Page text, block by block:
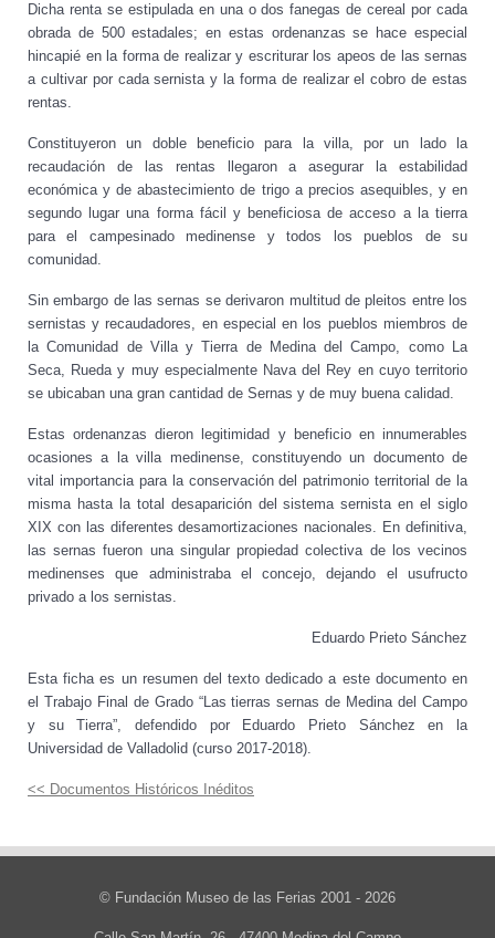
Dicha renta se estipulada en una o dos fanegas de cereal por cada
obrada de 500 estadales; en estas ordenanzas se hace especial
hincapié en la forma de realizar y escriturar los apeos de las sernas
a cultivar por cada sernista y la forma de realizar el cobro de estas
rentas.
Constituyeron un doble beneficio para la villa, por un lado la
recaudación de las rentas llegaron a asegurar la estabilidad
económica y de abastecimiento de trigo a precios asequibles, y en
segundo lugar una forma fácil y beneficiosa de acceso a la tierra
para el campesinado medinense y todos los pueblos de su
comunidad.
Sin embargo de las sernas se derivaron multitud de pleitos entre los
sernistas y recaudadores, en especial en los pueblos miembros de
la Comunidad de Villa y Tierra de Medina del Campo, como La
Seca, Rueda y muy especialmente Nava del Rey en cuyo territorio
se ubicaban una gran cantidad de Sernas y de muy buena calidad.
Estas ordenanzas dieron legitimidad y beneficio en innumerables
ocasiones a la villa medinense, constituyendo un documento de
vital importancia para la conservación del patrimonio territorial de la
misma hasta la total desaparición del sistema sernista en el siglo
XIX con las diferentes desamortizaciones nacionales. En definitiva,
las sernas fueron una singular propiedad colectiva de los vecinos
medinenses que administraba el concejo, dejando el usufructo
privado a los sernistas.
Eduardo Prieto Sánchez
Esta ficha es un resumen del texto dedicado a este documento en
el Trabajo Final de Grado “Las tierras sernas de Medina del Campo
y su Tierra”, defendido por Eduardo Prieto Sánchez en la
Universidad de Valladolid (curso 2017-2018).
<< Documentos Históricos Inéditos
© Fundación Museo de las Ferias 2001 - 2026